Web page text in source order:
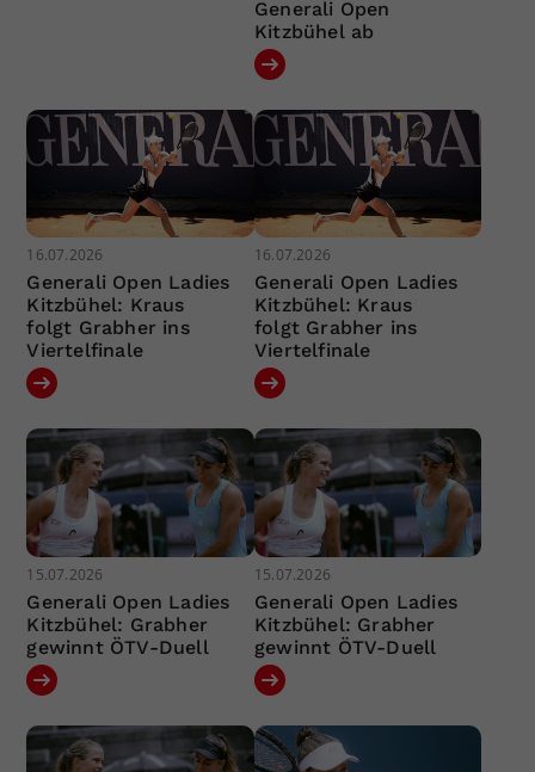
Generali Open
Kitzbühel ab
16.07.2026
Generali Open Ladies
Kitzbühel: Kraus
folgt Grabher ins
Viertelfinale
16.07.2026
Generali Open Ladies
Kitzbühel: Kraus
folgt Grabher ins
Viertelfinale
15.07.2026
Generali Open Ladies
Kitzbühel: Grabher
gewinnt ÖTV-Duell
15.07.2026
Generali Open Ladies
Kitzbühel: Grabher
gewinnt ÖTV-Duell